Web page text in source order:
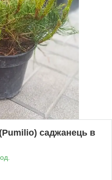
саджанець в